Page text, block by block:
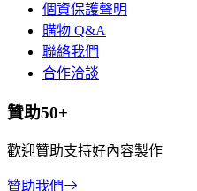
個資保護聲明
購物 Q&A
聯絡我們
合作洽談
贊助50+
歡迎贊助支持好內容製作
贊助我們